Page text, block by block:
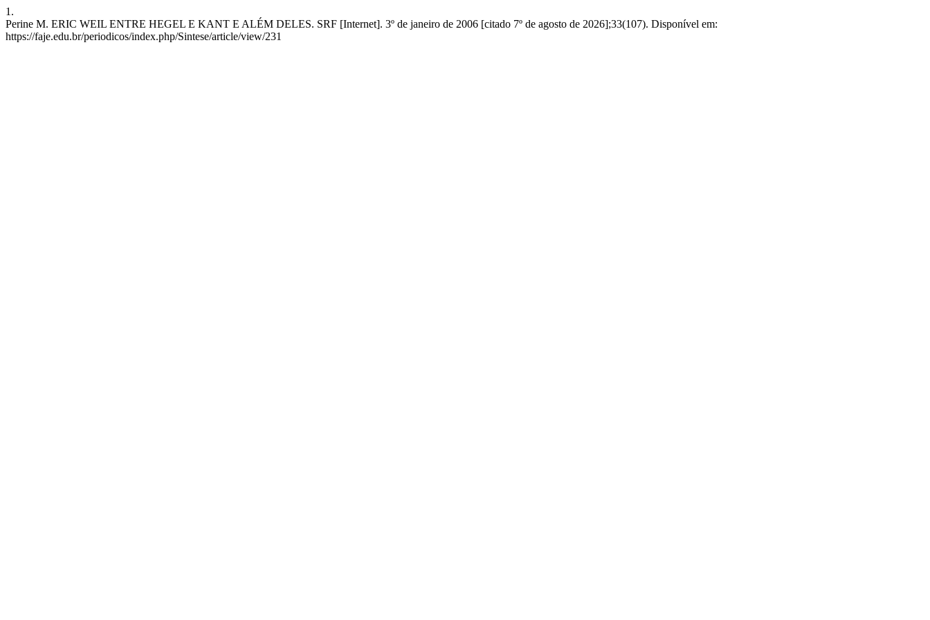
1.
Perine M. ERIC WEIL ENTRE HEGEL E KANT E ALÉM DELES. SRF [Internet]. 3º de janeiro de 2006 [citado 7º de agosto de 2026];33(107). Disponível em:
https://faje.edu.br/periodicos/index.php/Sintese/article/view/231